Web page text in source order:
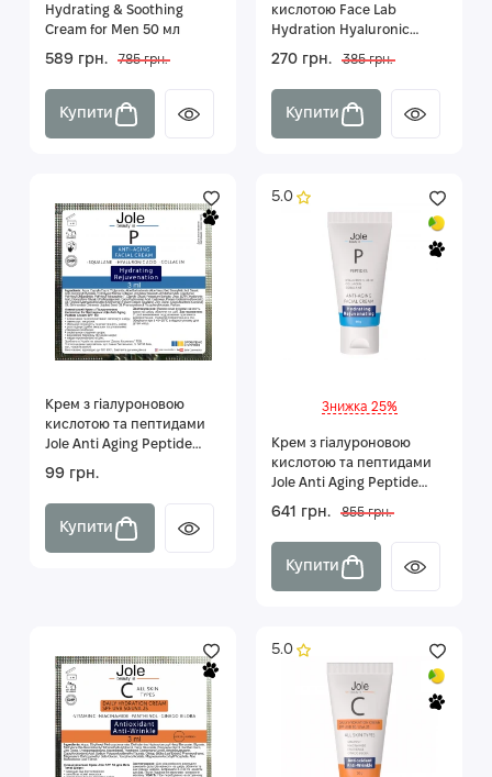
Hydrating & Soothing
Cream for Men 50 мл
589 грн. 785 грн.
Купити
кислотою Face Lab
Hydration Hyaluronic
Cream 50 мл
270 грн. 385 грн.
Купити
Крем з гіалуроновою
кислотою та пептидами
Jole Anti Aging Peptide
Cream 3 мл
99 грн.
Купити
5.0
Знижка 25%
Крем з гіалуроновою
кислотою та пептидами
Jole Anti Aging Peptide
Cream 50мл
641 грн. 855 грн.
Купити
5.0